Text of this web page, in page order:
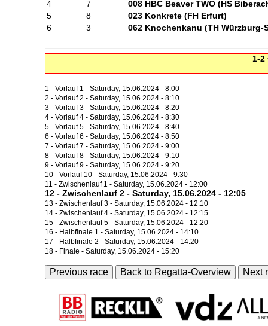
4
7
008 HBC Beaver TWO (HS
5
8
023 Konkrete (FH Erfurt)
6
3 062 Knochenkanu (TH Würzburg-
1-2
1 - Vorlauf 1 - Saturday, 15.06.2024 - 8:00
2 - Vorlauf 2 - Saturday, 15.06.2024 - 8:10
3 - Vorlauf 3 - Saturday, 15.06.2024 - 8:20
4 - Vorlauf 4 - Saturday, 15.06.2024 - 8:30
5 - Vorlauf 5 - Saturday, 15.06.2024 - 8:40
6 - Vorlauf 6 - Saturday, 15.06.2024 - 8:50
7 - Vorlauf 7 - Saturday, 15.06.2024 - 9:00
8 - Vorlauf 8 - Saturday, 15.06.2024 - 9:10
9 - Vorlauf 9 - Saturday, 15.06.2024 - 9:20
10 - Vorlauf 10 - Saturday, 15.06.2024 - 9:30
11 - Zwischenlauf 1 - Saturday, 15.06.2024 - 12:00
12 - Zwischenlauf 2 - Saturday, 15.06.2024 - 12:05
13 - Zwischenlauf 3 - Saturday, 15.06.2024 - 12:10
14 - Zwischenlauf 4 - Saturday, 15.06.2024 - 12:15
15 - Zwischenlauf 5 - Saturday, 15.06.2024 - 12:20
16 - Halbfinale 1 - Saturday, 15.06.2024 - 14:10
17 - Halbfinale 2 - Saturday, 15.06.2024 - 14:20
18 - Finale - Saturday, 15.06.2024 - 15:20
Previous race Back to Regatta-Overview Next